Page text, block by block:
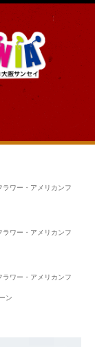
ワー・アメリカンフ
ワー・アメリカンフ
ワー・アメリカンフ
ン